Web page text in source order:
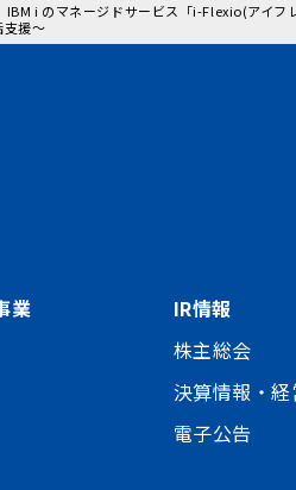
IBM i のマネージドサービス「i-Flexio(アイ
支援～
業
IR情報
株主総会
決算情報・
電子公告